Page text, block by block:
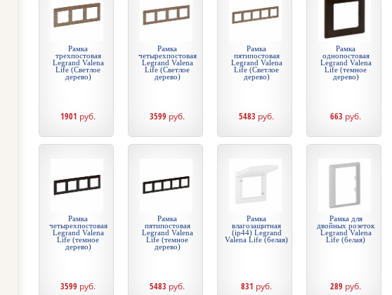
Рамка
трехпостовая
Legrand Valena
Life (Светлое
дерево)
1901 руб.
Рамка
четырехпостовая
Legrand Valena
Life (Светлое
дерево)
3599 руб.
Рамка
пятипостовая
Legrand Valena
Life (Светлое
дерево)
5483 руб.
Рамка
однопостовая
Legrand Valena
Life (темное
дерево)
663 руб.
Рамка
четырехпостовая
Legrand Valena
Life (темное
дерево)
3599 руб.
Рамка
пятипостовая
Legrand Valena
Life (темное
дерево)
5483 руб.
Рамка
влагозащитная
(ip44) Legrand
Valena Life (белая)
831 руб.
Рамка для
двойных розеток
Legrand Valena
Life (белая)
289 руб.